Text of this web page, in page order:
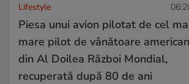
Lifestyle
Piesa unui avion pilotat de cel
mare pilot de vânătoare american
din Al Doilea Război Mondial,
recuperată după 80 de ani